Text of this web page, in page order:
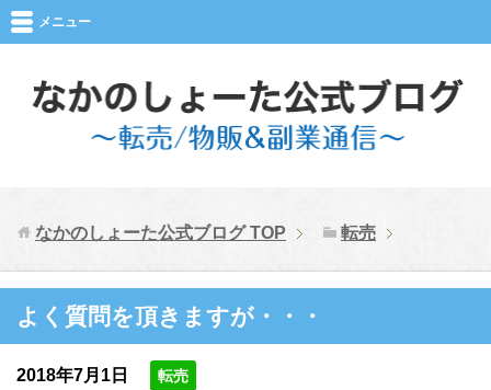
メニュー
なかのしょーた公式ブログTOP 転売
よく質問を頂きますが・・・
2018年7月1日 転売